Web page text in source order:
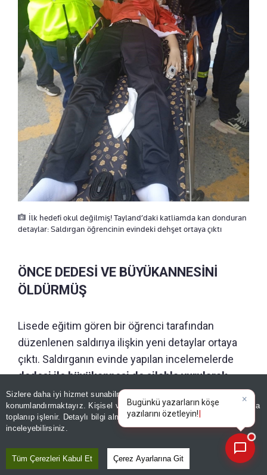
Sizlere daha iyi hizmet sunabilmek adına sitemizde
konumlandırmaktayız. Kişisel verileriniz, KVKK ve GDPR kapsamında
toplanıp işlenir. Detaylı bilgi almak içinAydınlatma Metnimizi
inceleyebilirsiniz.
Tüm Çerezleri Kabul Et Çerez Ayarlarına Git
İlk hedefi okul değilmiş! Tayland’daki katliamda kan donduran
detaylar: Saldırgan öğrencinin evindeki dehşet ortaya çıktı
ÖNCE DEDESİ VE BÜYÜKANNESİNİ
ÖLDÜRMÜŞ
Lisede eğitim gören bir öğrenci tarafından
düzenlenen saldırıya ilişkin yeni detaylar ortaya
çıktı. Saldırganın evinde yapılan incelemelerde
dedesi ile büyükannesi de silahla vurularak
hayatını kaybetmiş halde bulundu.
Bugü|